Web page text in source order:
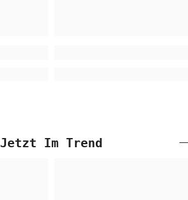
Jetzt Im Trend